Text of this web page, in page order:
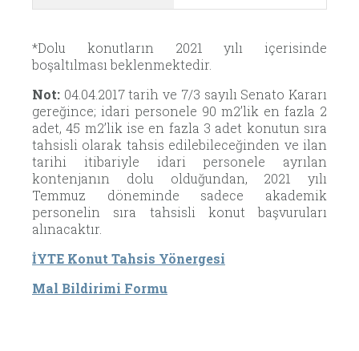
*Dolu konutların 2021 yılı içerisinde
boşaltılması beklenmektedir.
Not: 04.04.2017 tarih ve 7/3 sayılı Senato Kararı
gereğince; idari personele 90 m2’lik en fazla 2
adet, 45 m2’lik ise en fazla 3 adet konutun sıra
tahsisli olarak tahsis edilebileceğinden ve ilan
tarihi itibariyle idari personele ayrılan
kontenjanın dolu olduğundan, 2021 yılı
Temmuz döneminde sadece akademik
personelin sıra tahsisli konut başvuruları
alınacaktır.
İYTE Konut Tahsis Yönergesi
Mal Bildirimi Formu